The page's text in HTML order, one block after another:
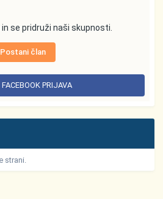
se pridruži naši skupnosti.
Postani član
FACEBOOK PRIJAVA
strani.